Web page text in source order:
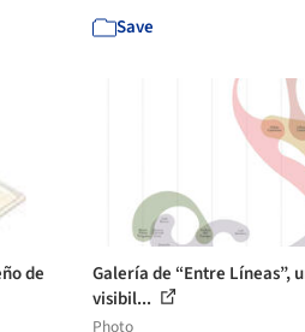
Save
de
Galería de “Entre Líneas”,
visibil...
Photo